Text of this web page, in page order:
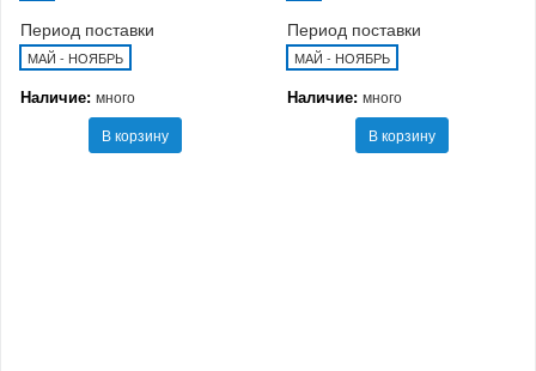
Период поставки
МАЙ - НОЯБРЬ
Наличие: много
В корзину
Период поставки
МАЙ - НОЯБРЬ
Наличие: много
В корзину